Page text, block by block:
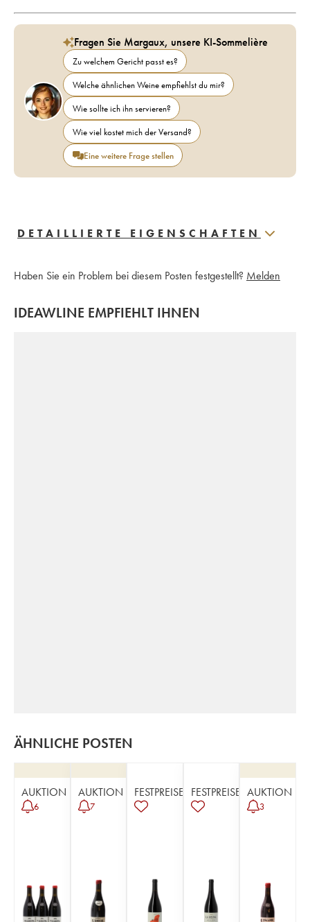
Fragen Sie Margaux, unsere KI-Sommelière
Zu welchem Gericht passt es?
Welche ähnlichen Weine empfiehlst du mir?
Wie sollte ich ihn servieren?
Wie viel kostet mich der Versand?
Eine weitere Frage stellen
DETAILLIERTE EIGENSCHAFTEN
Haben Sie ein Problem bei diesem Posten festgestellt? Melden
IDEAWLINE EMPFIEHLT IHNEN
ÄHNLICHE POSTEN
AUKTION
6
AUKTION
7
FESTPREISE FESTPREISE AUKTION
3